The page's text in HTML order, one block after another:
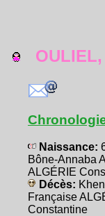
OULIEL,
Naissance:
Bône-Annaba
ALGÉRIE
Décès:
Française
Constantine